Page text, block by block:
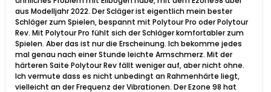
aus Modelljahr 2022. Der Scläger ist eigentlich mein bester
Schläger zum Spielen, bespannt mit Polytour Pro oder Polytour
Rev. Mit Polytour Pro fühlt sich der Schläger komfortabler zum
Spielen. Aber das ist nur die Erscheinung. Ich bekomme jedes
mal genau nach einer Stunde leichte Armschmerz. Mit der
härteren Saite Polytour Rev fällt weniger auf, aber nicht ohne.
Ich vermute dass es nicht unbedingt an Rahmenhärte liegt,
vielleicht an der Frequenz der Vibrationen. Der Ezone 98 hat